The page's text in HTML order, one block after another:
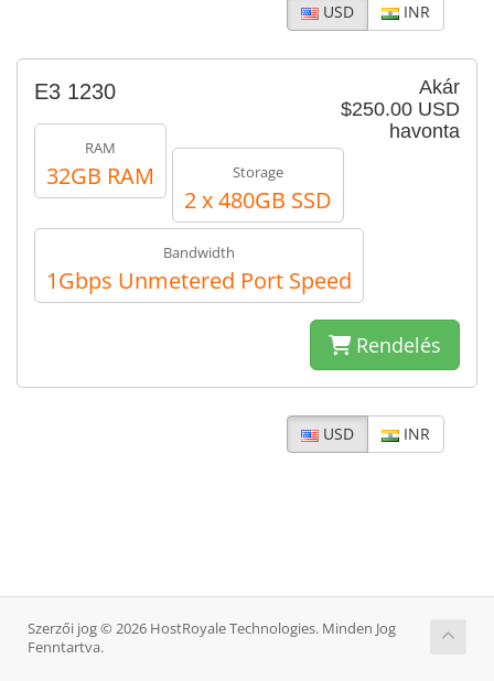
USD INR
Akár
$250.00 USD
havonta
E3 1230
RAM
32GB RAM Storage
2 x 480GB SSD
Bandwidth
1Gbps Unmetered Port Speed
Rendelés
USD INR
Szerzői jog © 2026 HostRoyale Technologies. Minden Jog
Fenntartva.